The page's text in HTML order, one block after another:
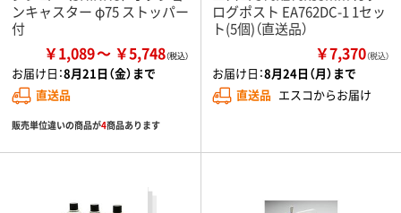
ンキャスター φ75 ストッパー
付
￥1,089 ￥5,748
お届け日：8月21日（金）まで
直送品
販売単位違いの商品が4商品あります
ログポスト EA762DC-1 1セッ
ト(5個)（直送品）
￥7,370（税込）
お届け日：8月24日（月）まで
直送品 エスコからお届け